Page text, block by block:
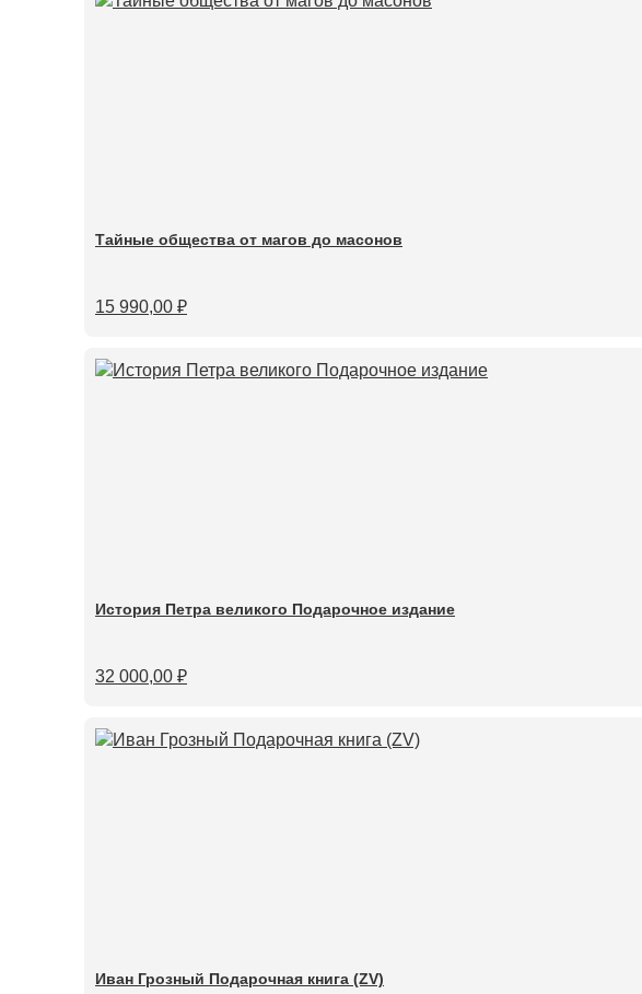
Тайные общества от магов до масонов
15 990,00 ₽
История Петра великого Подарочное издание
32 000,00 ₽
Иван Грозный Подарочная книга (ZV)